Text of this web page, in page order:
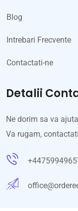
Blog
Intrebari Frecvente
Contactati-ne
Detalii
Ne dorim sa va
Va rugam,